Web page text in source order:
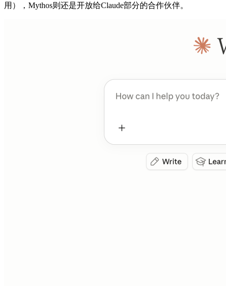
用），Mythos则还是开放给Claude部分的合作伙伴。